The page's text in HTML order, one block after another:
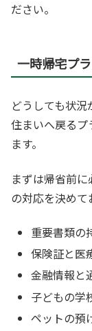
ださい。
一時帰宅プ
どうしても状
住まいへ戻るプ
ます。
まずは帰省前
の対応を決めて
重要書類の
保険証と医
金融情報と
子どもの学
ペットの預